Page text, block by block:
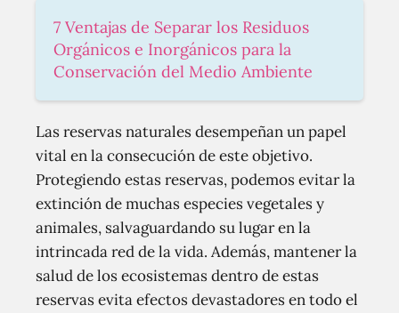
7 Ventajas de Separar los Residuos
Orgánicos e Inorgánicos para la
Conservación del Medio Ambiente
Las reservas naturales desempeñan un papel
vital en la consecución de este objetivo.
Protegiendo estas reservas, podemos evitar la
extinción de muchas especies vegetales y
animales, salvaguardando su lugar en la
intrincada red de la vida. Además, mantener la
salud de los ecosistemas dentro de estas
reservas evita efectos devastadores en todo el